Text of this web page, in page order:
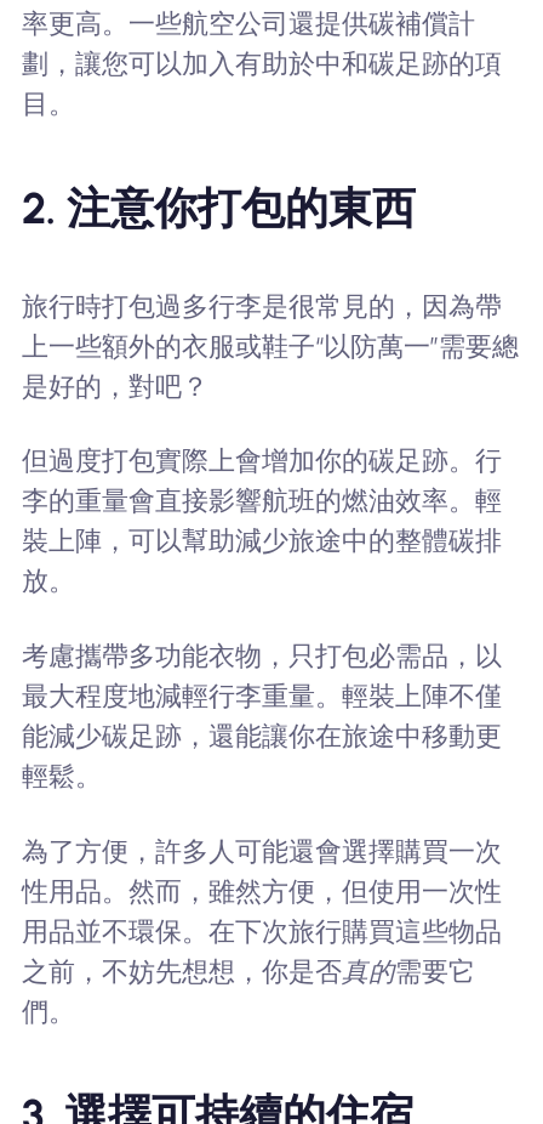
率更高。一些航空公司還提供碳補償計
劃，讓您可以加入有助於中和碳足跡的項
目。
2. 注意你打包的東西
旅行時打包過多行李是很常見的，因為帶
上一些額外的衣服或鞋子“以防萬一”需要總
是好的，對吧？
但過度打包實際上會增加你的碳足跡。行
李的重量會直接影響航班的燃油效率。輕
裝上陣，可以幫助減少旅途中的整體碳排
放。
考慮攜帶多功能衣物，只打包必需品，以
最大程度地減輕行李重量。輕裝上陣不僅
能減少碳足跡，還能讓你在旅途中移動更
輕鬆。
為了方便，許多人可能還會選擇購買一次
性用品。然而，雖然方便，但使用一次性
用品並不環保。在下次旅行購買這些物品
之前，不妨先想想，你是否真的需要它
們。